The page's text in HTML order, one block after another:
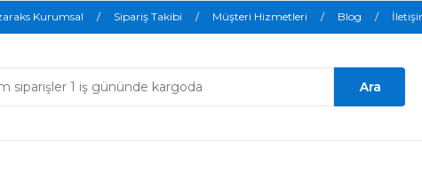
Kurumsal Sipariş Takibi Müşteri Hizmetleri Blog